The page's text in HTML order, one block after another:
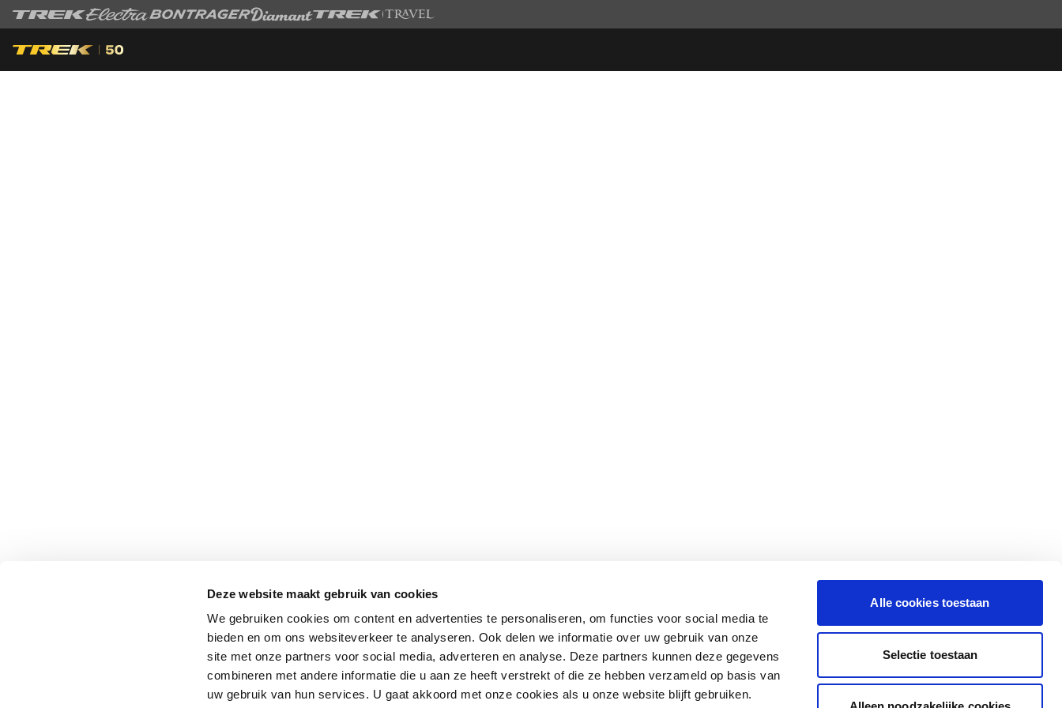
Deze website maakt gebruik van cookies
We gebruiken cookies om content en advertenties te personaliseren, om functies voor social media te
bieden en om ons websiteverkeer te analyseren. Ook delen we informatie over uw gebruik van onze
site met onze partners voor social media, adverteren en analyse. Deze partners kunnen deze gegevens
combineren met andere informatie die u aan ze heeft verstrekt of die ze hebben verzameld op basis van
uw gebruik van hun services. U gaat akkoord met onze cookies als u onze website blijft gebruiken.
Alle cookies toestaan
Selectie toestaan